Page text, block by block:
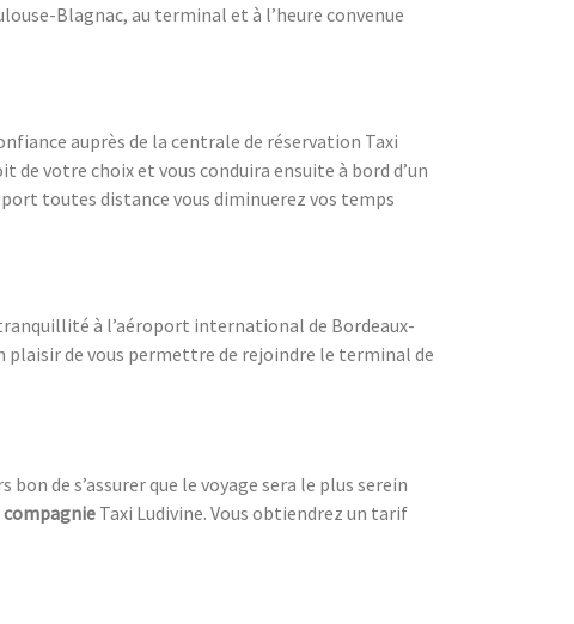
Blagnac, au terminal et à l’heure convenue
auprès de la centrale de réservation Taxi
de votre choix et vous conduira ensuite à bord d’un
toutes distance vous diminuerez vos temps
tranquillité à l’aéroport international de Bordeaux-
plaisir de vous permettre de rejoindre le terminal de
de s’assurer que le voyage sera le plus serein
compagnie Taxi Ludivine. Vous obtiendrez un tarif